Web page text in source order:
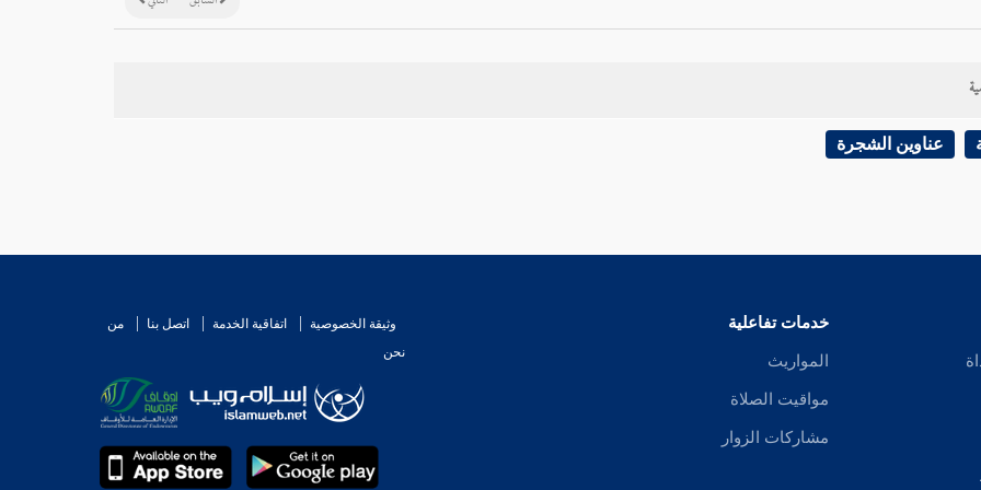
عناوين الشجرة
خدمات تفاعلية
المواريث
مواقيت الصلاة
مشاركات الزوار
وثيقة الخصوصية اتفاقية الخدمة اتصل بنا
من
نحن